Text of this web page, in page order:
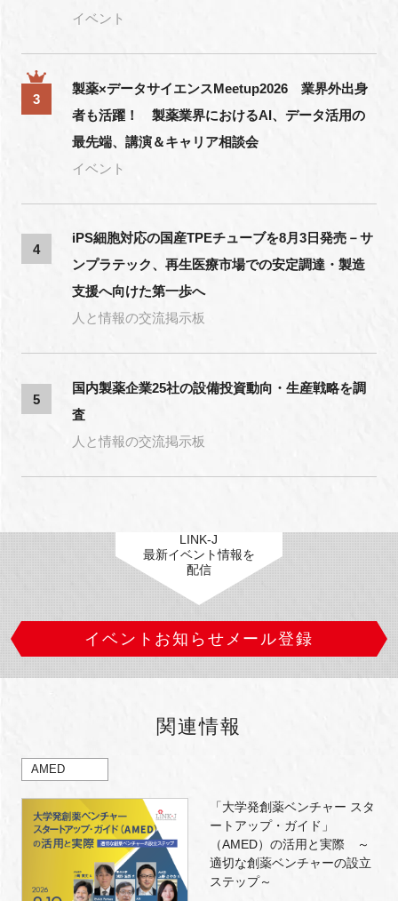
イベント
3
製薬×データサイエンスMeetup2026 業界外出身
者も活躍！ 製薬業界におけるAI、データ活用の
最先端、講演＆キャリア相談会
イベント
4
iPS細胞対応の国産TPEチューブを8月3日発売－サ
ンプラテック、再生医療市場での安定調達・製造
支援へ向けた第一歩へ
人と情報の交流掲示板
5
国内製薬企業25社の設備投資動向・生産戦略を調
査
人と情報の交流掲示板
LINK-J
最新イベント情報を
配信
イベントお知らせメール登録
関連情報
AMED
「大学発創薬ベンチャー スタ
ートアップ・ガイド」
（AMED）の活用と実際 ～
適切な創薬ベンチャーの設立
ステップ～